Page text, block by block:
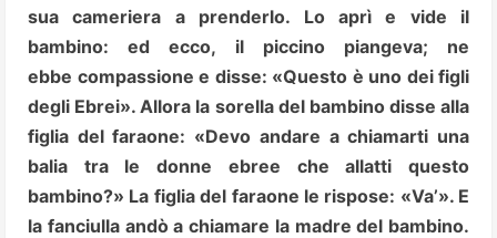
sua cameriera a prenderlo. Lo aprì e vide il
bambino: ed ecco, il piccino piangeva; ne
ebbe compassione e disse: «Questo è uno dei figli
degli Ebrei». Allora la sorella del bambino disse alla
figlia del faraone: «Devo andare a chiamarti una
balia tra le donne ebree che allatti questo
bambino?» La figlia del faraone le rispose: «Va’». E
la fanciulla andò a chiamare la madre del bambino.